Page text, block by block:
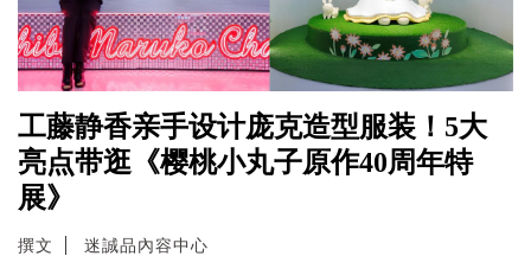
工藤静香亲手设计庞克造型服装！5大
亮点带逛《樱桃小丸子原作40周年特
展》
撰文 迷誠品內容中心